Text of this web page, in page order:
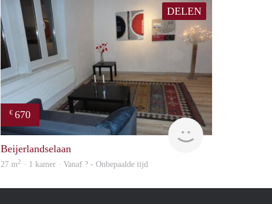
DELEN
€ 670
finder
Beijerlandselaan
27 m2 · 1 kamer · Vanaf ? - Onbepaalde tijd